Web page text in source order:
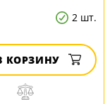
2 шт.
КОРЗИНУ